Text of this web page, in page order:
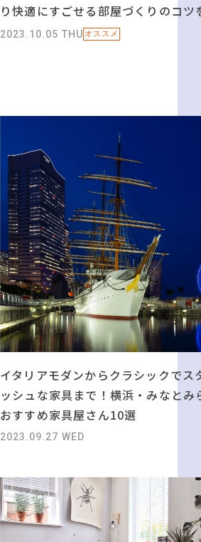
り快適にすごせる部屋づくりのコツ
2023.10.05 THU オススメ
イタリアモダンからクラシックでス
ッシュな家具まで！横浜・みなとみ
おすすめ家具屋さん10選
2023.09.27 WED